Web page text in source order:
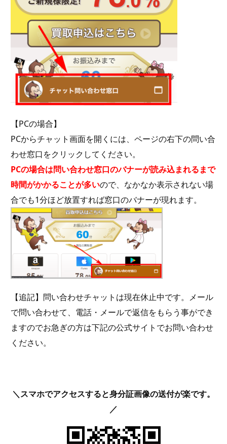
【PCの場合】
PCからチャット画面を開くには、ページの右下の問い合
わせ窓口をクリックしてください。
PCの場合は問い合わせ窓口のバナーが読み込まれるまで
時間がかかることが多いので、なかなか表示されない場
合でも1分ほど放置すれば窓口のバナーが現れます。
【追記】問い合わせチャットは現在休止中です。メール
で問い合わせて、電話・メールで返信をもらう事ができ
ますのでお急ぎの方は下記の公式サイトでお問い合わせ
ください。
＼スマホでアクセスすると身分証画像の送付が楽です。
／